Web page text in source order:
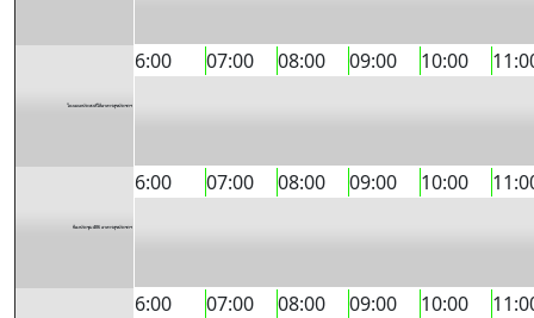
โถงอเนกประสงค์ใต้อาคารสุขประชาฯ
6:00 07:00 08:00 09:00 10:00
ห้องประชุม 406 อาคารสุขประชาฯ
6:00 07:00 08:00 09:00 10:00
6:00 07:00 08:00 09:00 10:00